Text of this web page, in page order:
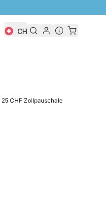
CH
CHF Zollpauschale